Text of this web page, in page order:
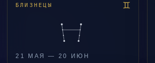
БЛИЗНЕЦЫ ♊
21 МАЯ — 20 ИЮН